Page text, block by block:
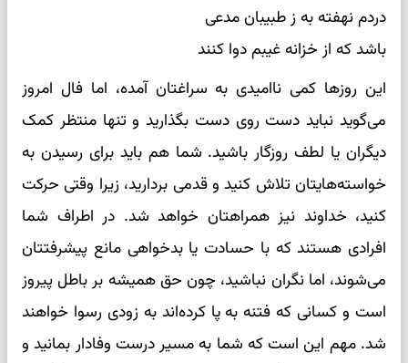
دردم نهفته به ز طبیبان مدعی
باشد که از خزانه غیبم دوا کنند
این روزها کمی ناامیدی به سراغتان آمده، اما فال امروز
می‌گوید نباید دست روی دست بگذارید و تنها منتظر کمک
دیگران یا لطف روزگار باشید. شما هم باید برای رسیدن به
خواسته‌هایتان تلاش کنید و قدمی بردارید، زیرا وقتی حرکت
کنید، خداوند نیز همراهتان خواهد شد. در اطراف شما
افرادی هستند که با حسادت یا بدخواهی مانع پیشرفتتان
می‌شوند، اما نگران نباشید، چون حق همیشه بر باطل پیروز
است و کسانی که فتنه به پا کرده‌اند به زودی رسوا خواهند
شد. مهم این است که شما به مسیر درست وفادار بمانید و